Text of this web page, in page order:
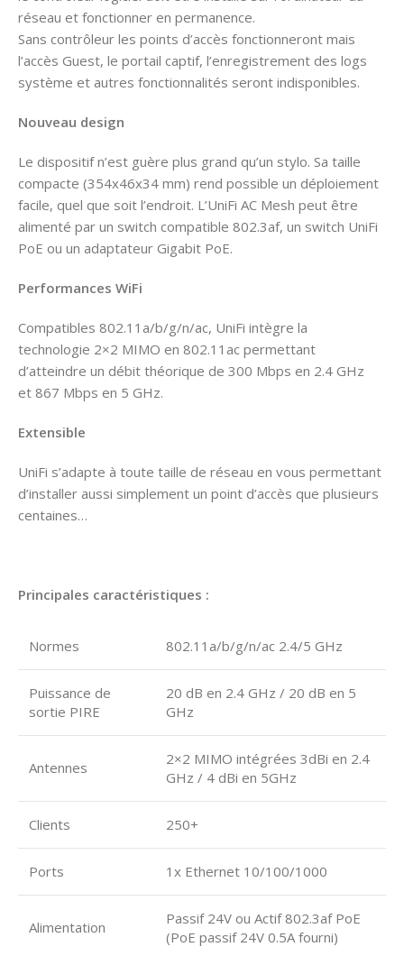
réseau et fonctionner en permanence.
Sans contrôleur les points d’accès fonctionneront mais
l’accès Guest, le portail captif, l’enregistrement des logs
système et autres fonctionnalités seront indisponibles.
Nouveau design
Le dispositif n’est guère plus grand qu’un stylo. Sa taille
compacte (354x46x34 mm) rend possible un déploiement
facile, quel que soit l’endroit. L’UniFi AC Mesh peut être
alimenté par un switch compatible 802.3af, un switch UniFi
PoE ou un adaptateur Gigabit PoE.
Performances WiFi
Compatibles 802.11a/b/g/n/ac, UniFi intègre la
technologie 2×2 MIMO en 802.11ac permettant
d’atteindre un débit théorique de 300 Mbps en 2.4 GHz
et 867 Mbps en 5 GHz.
Extensible
UniFi s’adapte à toute taille de réseau en vous permettant
d’installer aussi simplement un point d’accès que plusieurs
centaines…
Principales caractéristiques :
Normes 802.11a/b/g/n/ac 2.4/5 GHz
Puissance de
sortie PIRE
20 dB en 2.4 GHz / 20 dB en 5
GHz
Antennes
2×2 MIMO intégrées 3dBi en 2.4
GHz / 4 dBi en 5GHz
Clients 250+
Ports 1x Ethernet 10/100/1000
Alimentation
Passif 24V ou Actif 802.3af PoE
(PoE passif 24V 0.5A fourni)